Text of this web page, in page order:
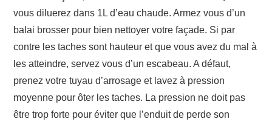
vous diluerez dans 1L d’eau chaude. Armez vous d’un
balai brosser pour bien nettoyer votre façade. Si par
contre les taches sont hauteur et que vous avez du mal à
les atteindre, servez vous d’un escabeau. A défaut,
prenez votre tuyau d’arrosage et lavez à pression
moyenne pour ôter les taches. La pression ne doit pas
être trop forte pour éviter que l’enduit de perde son